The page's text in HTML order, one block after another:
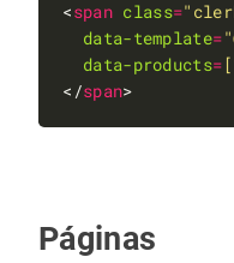
<span class=
data-template=
data-products=
</span
Páginas